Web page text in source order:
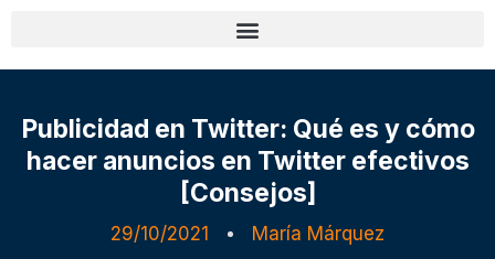
Publicidad en Twitter: Qué es y cómo
hacer anuncios en Twitter efectivos
[Consejos]
29/10/2021 María Márquez